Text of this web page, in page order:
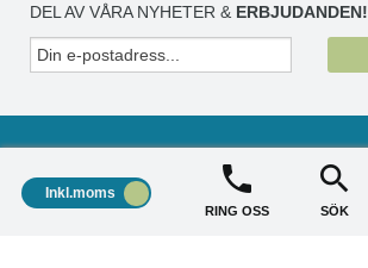
DEL AV VÅRA NYHETER & ERBJUDANDEN!
Inkl.moms
RING OSS SÖK